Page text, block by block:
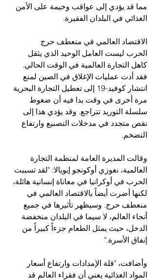
مما قد يؤدي إلى عواقب وخيمة على الأمن
الغذائي في البلدان الفقيرة.
الاقتصاد العالمي في منعطف حرج
الحرب ليست العامل الوحيد الذي يثقل
كاهل التجارة العالمية في الوقت الحالي.
فقد أدت عمليات الإغلاق في الصين لمنع
انتشار كوفيد-19 إلى تعطيل التجارة البحرية
مرة أخرى في وقت بدا فيه أن ضغوط
سلسلة التوريد تتراجع. وقد يؤدي هذا إلى
نقص متجدد في مدخلات التصنيع وارتفاع
التضخم.
وقالت المديرة العامة لمنظمة التجارة
العالمية، نغوزي أوكونجو إيويالا: "لقد تسببت
الحرب في أوكرانيا في معاناة إنسانية هائلة،
لكنها أضرت أيضاً بالاقتصاد العالمي في
منعطف حرج. وسيظهر تأثيرها في جميع
أنحاء العالم، لا سيما في البلدان منخفضة
الدخل، حيث يمثل الطعام جزءاً كبيراً من
إنفاق الأسرة."
وأضافت، "قلة الإمدادات وارتفاع أسعار
المواد الغذائية يعني أن فقراء العالم قد